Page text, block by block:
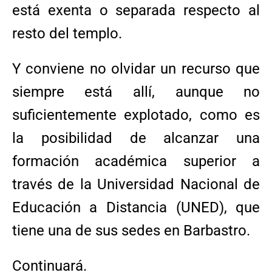
está exenta o separada respecto al
resto del templo.
Y conviene no olvidar un recurso que
siempre está allí, aunque no
suficientemente explotado, como es
la posibilidad de alcanzar una
formación académica superior a
través de la Universidad Nacional de
Educación a Distancia (UNED), que
tiene una de sus sedes en Barbastro.
Continuará.